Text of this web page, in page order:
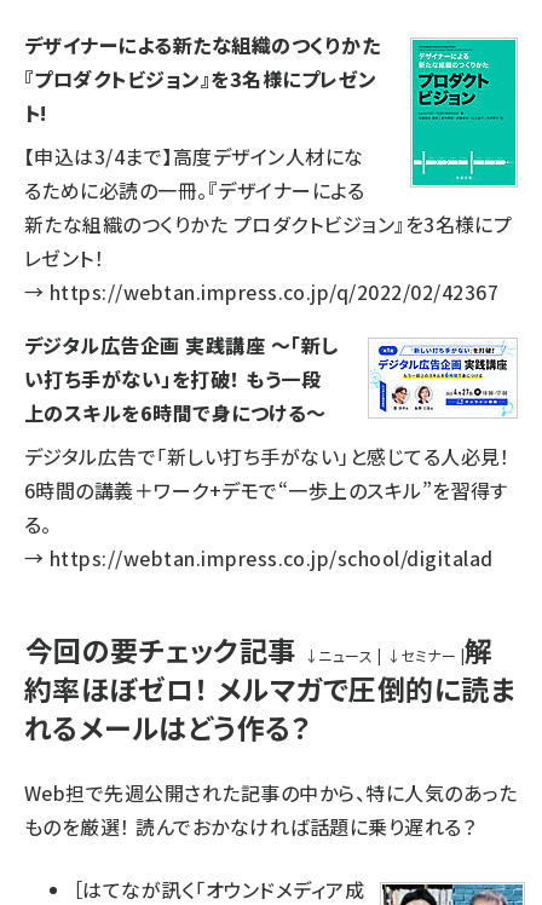
デザイナーによる新たな組織のつくりかた
『プロダクトビジョン』を3名様にプレゼン
ト!
【申込は3/4まで】高度デザイン人材にな
るために必読の一冊。『デザイナーによる
新たな組織のつくりかた プロダクトビジョン』を3名様にプ
レゼント！
→ https://webtan.impress.co.jp/q/2022/02/42367
デジタル広告企画 実践講座 ～「新し
い打ち手がない」を打破！ もう一段
上のスキルを6時間で身につける～
デジタル広告で「新しい打ち手がない」と感じてる人必見！
6時間の講義＋ワーク+デモで“一歩上のスキル”を習得す
る。
→ https://webtan.impress.co.jp/school/digitalad
今回の要チェック記事 ↓ ニュース | ↓ セミナー |解
約率ほぼゼロ！ メルマガで圧倒的に読ま
れるメールはどう作る？
Web担で先週公開された記事の中から、特に人気のあった
ものを厳選！ 読んでおかなければ話題に乗り遅れる？
［はてなが訊く「オウンドメディア成